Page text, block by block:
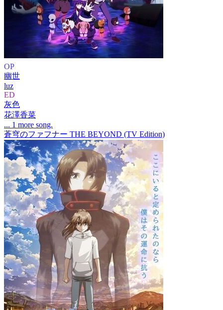
OP
幽世
luz
ED
灰色
花澤香菜
... 1 more song.
蒼穹のファフナー THE BEYOND (TV Edition)